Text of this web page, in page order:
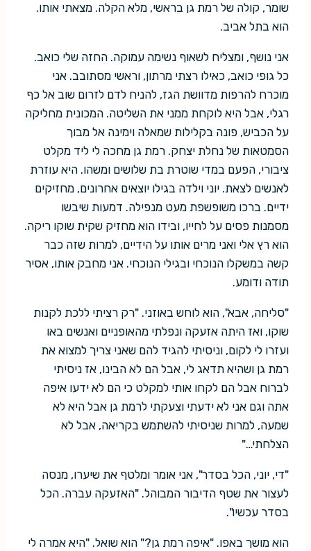
שומר, קולה של רמת גן בראשי, מלא הקלה. מצאתי אותו.
הוא בתל אביב.
אני נושף, ומצליח לשאוף נשימה עמוקה. החזה שלי כואב.
כל גופי כואב, כאילו רצתי מרתון, וראשי מסתובב. אני
מוכרח להרפות מדוושת הגז, להניח לדם לזרום שוב אל כף
רגלי, אבל היא לוקחת ממני את השליטה. המכונית מחליקה
על הכביש, פונה בקלילות שמאלה וימינה אל מבוך
הסמטאות של נחלת יצחק. רמת גן מחכה לי ליד מקלט
ציבורי, הפעם במדי שוטרת בת שלושים ומשהו. היא עוזרת
לאנשים לצאת. יוני וילדה בגילו יוצאים אחרונים, מחזיקים
ידיים. ברכו משופשפת מעט מנפילה. דמעות שיבשו
מסמנות פסים על לחייו, ובידו הוא מחזיק שקית שוקו ריקה.
הוא רץ אלי ואני מרים אותו על הידיים, למרות שזה כבר
קשה במשקלו הנוכחי ובגילי הנוכחי. אני מחבק אותו, אסיר
תודה ודומע.
"סליחה, אבא", הוא לוחש באוזני. "רק רציתי ללכת לקנות
שוקו, ואז היתה אזעקה ונפלתי מהאופניים ואנשים באו
ועזרו לי לקום, וניסיתי להגיד להם שאני צריך למצוא את
רמת גן ושהיא תדאג לי, אבל הם לא הבינו, אז ניסיתי
לברוח אבל הם לקחו אותי למקלט כי הם לא ידעו איפה
אתה וגם אני לא ידעתי וצעקתי לרמת גן אבל היא לא
שמעה, למרות שניסיתי להשתמש בקריאה, אבל לא
הצלחתי…"
"די, יוני, הכל בסדר", אני אומר ומלטף את שיערו, מנסה
לעצור את שטף הדיבור המבוהל. "האזעקה עברה. הכל
בסדר עכשיו".
הוא מושך באפו. "איפה רמת גן?" הוא שואל. "היא אמרה לי